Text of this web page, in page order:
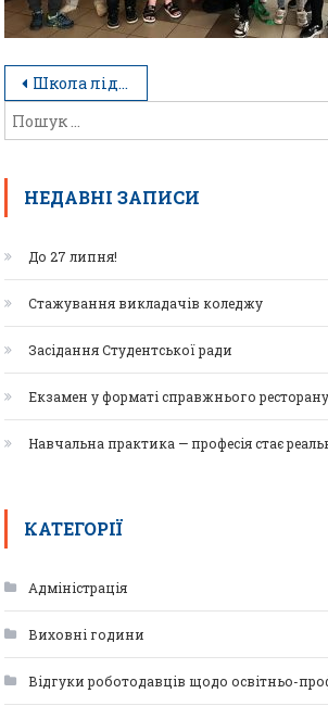
Школа лідерського росту “Я можу…”. Піца
НЕДАВНІ ЗАПИСИ
До 27 липня!
Стажування викладачів коледжу
Засідання Студентської ради
Екзамен у форматі справжнього ресторану
Навчальна практика — професія стає
КАТЕГОРІЇ
Адміністрація
Виховні години
Відгуки роботодавців щодо освітньо-